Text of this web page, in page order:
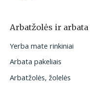
Arbatžolės ir arbata
Yerba mate rinkiniai
Arbata pakeliais
Arbatžolės, žolelės